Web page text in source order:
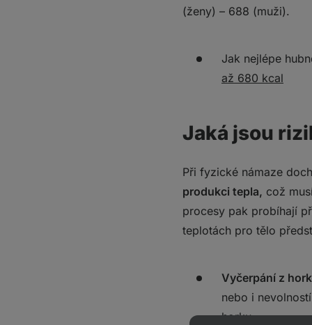
(ženy) – 688 (muži).
Jak nejlépe
až 680 kcal
Jaká jsou
Při fyzické námaze
produkci tepla, což
procesy pak probíhají
teplotách pro tělo
Vyčerpání z
nebo i
horku.